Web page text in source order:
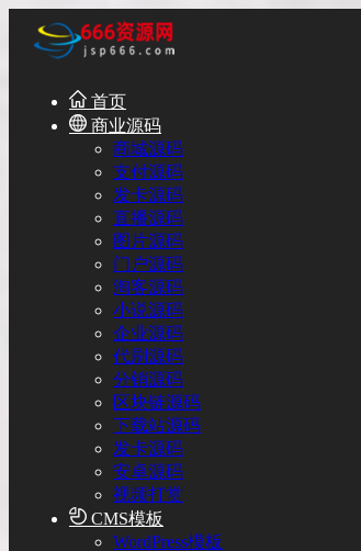
首页
商业源码
商城源码
支付源码
发卡源码
直播源码
图片源码
门户源码
淘客源码
小说源码
企业源码
代刷源码
分销源码
区块链源码
下载站源码
发卡源码
安卓源码
视频打赏
CMS模板
WordPress模板